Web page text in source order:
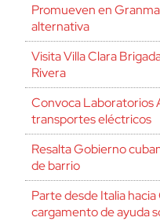
Promueven en
alternativa
Visita Villa Clara
Rivera
Convoca Laboratorios
transportes eléctricos
Resalta Gobierno
de barrio
Parte desde Italia
cargamento de ayuda